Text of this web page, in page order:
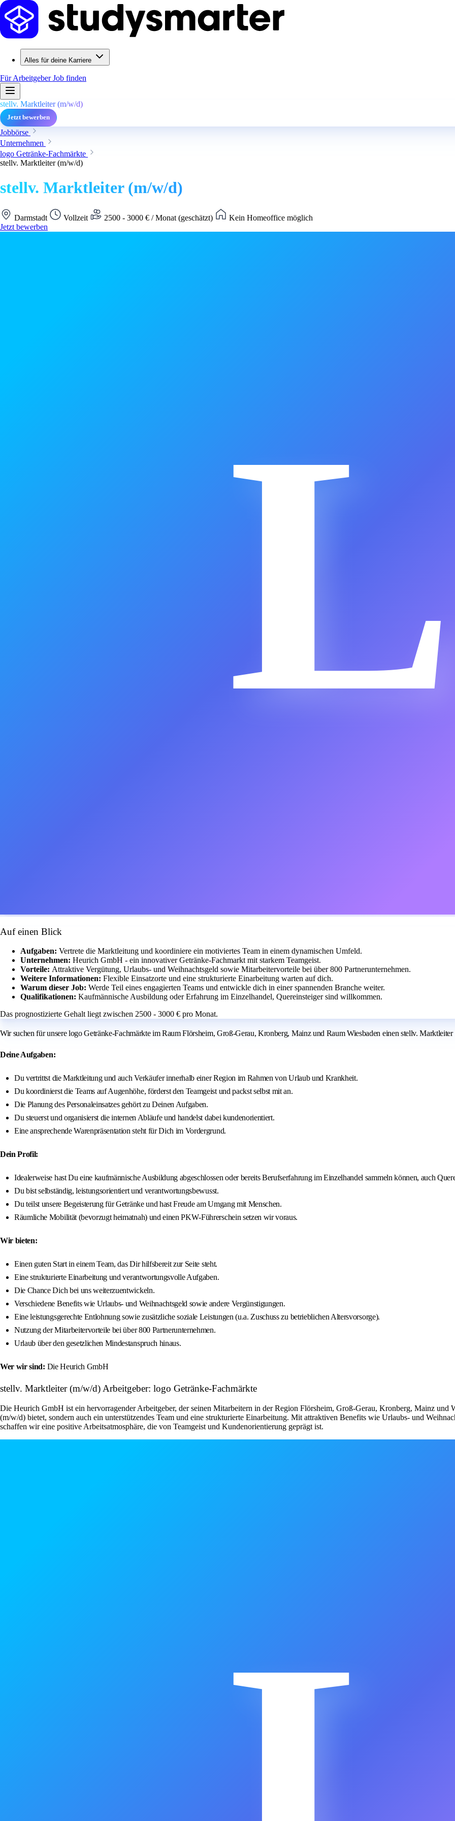
Alles für deine Karriere
Für ArbeitgeberJob finden
stellv. Marktleiter (m/w/d)
Jetzt bewerben
Jobbörse
Unternehmen
logo Getränke-Fachmärkte
stellv. Marktleiter (m/w/d)
stellv. Marktleiter (m/w/d)
Darmstadt Vollzeit 2500 - 3000 € / Monat (geschätzt)
Kein Homeoffice möglich
Jetzt bewerben
L
Auf einen Blick
Aufgaben: Vertrete die Marktleitung und koordiniere ein motiviertes Team in einem dynamischen Umfeld.
Unternehmen: Heurich GmbH - ein innovativer Getränke-Fachmarkt mit starkem Teamgeist.
Vorteile: Attraktive Vergütung, Urlaubs- und Weihnachtsgeld sowie Mitarbeitervorteile bei über 800 Partnerunternehmen.
Weitere Informationen: Flexible Einsatzorte und eine strukturierte Einarbeitung warten auf dich.
Warum dieser Job: Werde Teil eines engagierten Teams und entwickle dich in einer spannenden Branche weiter.
Qualifikationen: Kaufmännische Ausbildung oder Erfahrung im Einzelhandel, Quereinsteiger sind willkommen.
Das prognostizierte Gehalt liegt zwischen 2500 - 3000 € pro Monat.
Wir suchen für unsere logo Getränke-Fachmärkte im Raum Flörsheim, Groß-Gerau, Kronberg, Mainz und Raum Wiesbaden einen stellv.
Deine Aufgaben:
Du vertrittst die Marktleitung und auch Verkäufer innerhalb einer Region im Rahmen von Urlaub und Krankheit.
Du koordinierst die Teams auf Augenhöhe, förderst den Teamgeist und packst selbst mit an.
Die Planung des Personaleinsatzes gehört zu Deinen Aufgaben.
Du steuerst und organisierst die internen Abläufe und handelst dabei kundenorientiert.
Eine ansprechende Warenpräsentation steht für Dich im Vordergrund.
Dein Profil:
Idealerweise hast Du eine kaufmännische Ausbildung abgeschlossen oder bereits Berufserfahrung im Einzelhandel sammeln können, auch
Du bist selbständig, leistungsorientiert und verantwortungsbewusst.
Du teilst unsere Begeisterung für Getränke und hast Freude am Umgang mit Menschen.
Räumliche Mobilität (bevorzugt heimatnah) und einen PKW‑Führerschein setzen wir voraus.
Wir bieten:
Einen guten Start in einem Team, das Dir hilfsbereit zur Seite steht.
Eine strukturierte Einarbeitung und verantwortungsvolle Aufgaben.
Die Chance Dich bei uns weiterzuentwickeln.
Verschiedene Benefits wie Urlaubs- und Weihnachtsgeld sowie andere Vergünstigungen.
Eine leistungsgerechte Entlohnung sowie zusätzliche soziale Leistungen (u.a. Zuschuss zu betrieblichen Altersvorsorge).
Nutzung der Mitarbeitervorteile bei über 800 Partnerunternehmen.
Urlaub über den gesetzlichen Mindestanspruch hinaus.
Wer wir sind: Die Heurich GmbH
stellv. Marktleiter (m/w/d) Arbeitgeber: logo Getränke-Fachmärkte
Die Heurich GmbH ist ein hervorragender Arbeitgeber, der seinen Mitarbeitern in der Region Flörsheim, Groß-Gerau, Kronberg, Mainz und
(m/w/d) bietet, sondern auch ein unterstützendes Team und eine strukturierte Einarbeitung. Mit attraktiven Benefits wie Urlaubs- und
schaffen wir eine positive Arbeitsatmosphäre, die von Teamgeist und Kundenorientierung geprägt ist.